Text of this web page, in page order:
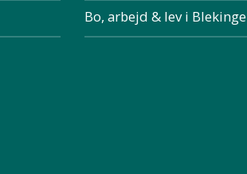
Bo, arbejd & lev i Blekinge